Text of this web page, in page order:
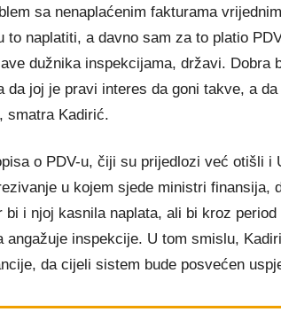
sa nenaplaćenim fakturama
to naplatiti, a davno sam za to platio
dužnika inspekcijama, državi. Dobra
da joj je pravi interes da goni takve, a
smatra Kadirić.
o PDV-u, čiji su prijedlozi već otišli i
u kojem sjede ministri finansija,
bi i njoj kasnila naplata, ali bi kroz period
angažuje inspekcije. U tom smislu,
da cijeli sistem bude posvećen